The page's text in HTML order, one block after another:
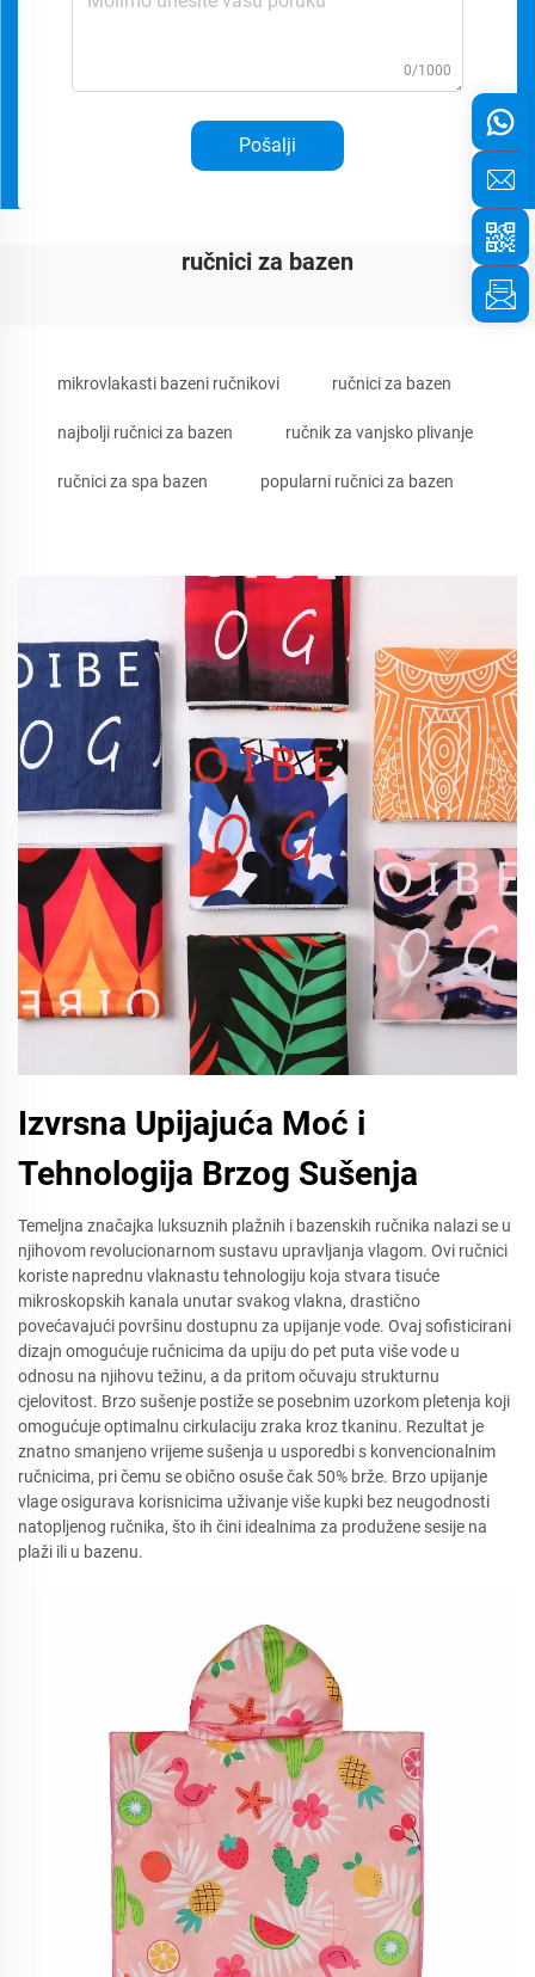
0/1000
Pošalji
ručnici za bazen
mikrovlakasti bazeni ručnikovi ručnici za bazen
najbolji ručnici za bazen ručnik za vanjsko plivanje
ručnici za spa bazen popularni ručnici za bazen
Izvrsna Upijajuća Moć i
Tehnologija Brzog Sušenja
Temeljna značajka luksuznih plažnih i bazenskih ručnika nalazi se u
njihovom revolucionarnom sustavu upravljanja vlagom. Ovi ručnici
koriste naprednu vlaknastu tehnologiju koja stvara tisuće
mikroskopskih kanala unutar svakog vlakna, drastično
povećavajući površinu dostupnu za upijanje vode. Ovaj sofisticirani
dizajn omogućuje ručnicima da upiju do pet puta više vode u
odnosu na njihovu težinu, a da pritom očuvaju strukturnu
cjelovitost. Brzo sušenje postiže se posebnim uzorkom pletenja koji
omogućuje optimalnu cirkulaciju zraka kroz tkaninu. Rezultat je
znatno smanjeno vrijeme sušenja u usporedbi s konvencionalnim
ručnicima, pri čemu se obično osuše čak 50% brže. Brzo upijanje
vlage osigurava korisnicima uživanje više kupki bez neugodnosti
natopljenog ručnika, što ih čini idealnima za produžene sesije na
plaži ili u bazenu.